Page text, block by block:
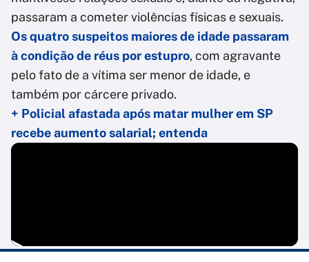
passaram a cometer violências físicas e sexuais.
Os quatro suspeitos maiores de idade passaram
à condição de réus por estupro, com agravante
pelo fato de a vítima ser menor de idade, e
também por cárcere privado.
+ Policial afastada após matar mulher em SP
recebe aumento salarial; entenda